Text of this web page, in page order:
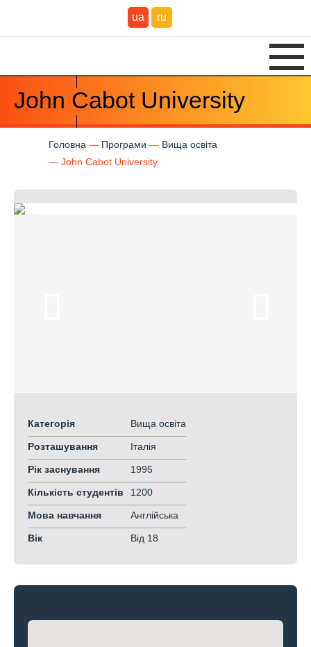
ua ru
John Cabot University
Головна Програми
Вища освіта
John Cabot University
Категорія Вища освіта
Розташування Італія
Рік заснування 1995
Кількість студентів 1200
Мова навчання Англійська
Вік Від 18